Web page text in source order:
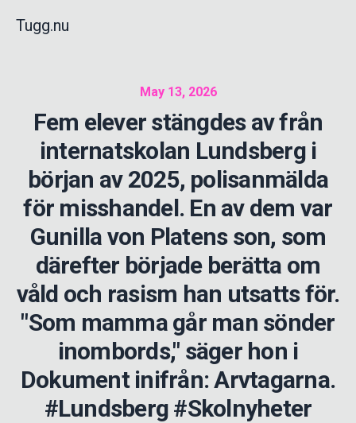
Tugg.nu
May 13, 2026
Fem elever stängdes av från
internatskolan Lundsberg i
början av 2025, polisanmälda
för misshandel. En av dem var
Gunilla von Platens son, som
därefter började berätta om
våld och rasism han utsatts för.
"Som mamma går man sönder
inombords," säger hon i
Dokument inifrån: Arvtagarna.
#Lundsberg #Skolnyheter